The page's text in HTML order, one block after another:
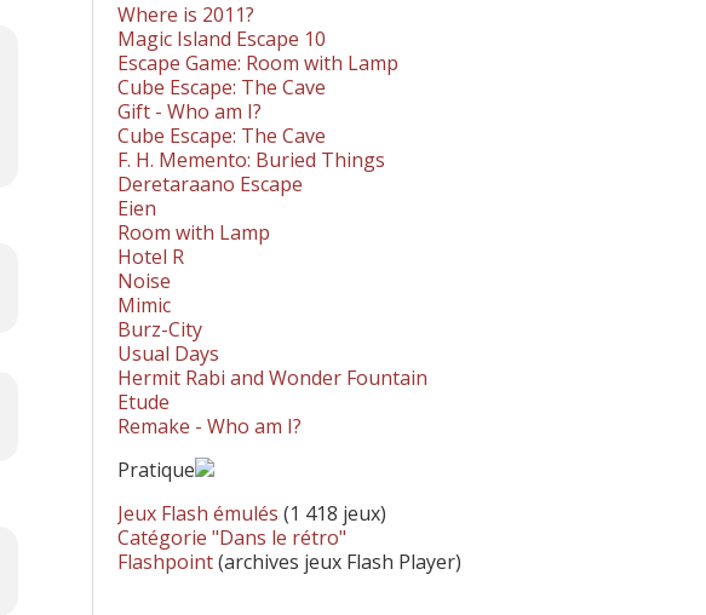
Where is 2011?
Magic Island Escape 10
Escape Game: Room with Lamp
Cube Escape: The Cave
Gift - Who am I?
Cube Escape: The Cave
F. H. Memento: Buried Things
Deretaraano Escape
Eien
Room with Lamp
Hotel R
Noise
Mimic
Burz-City
Usual Days
Hermit Rabi and Wonder Fountain
Etude
Remake - Who am I?
Pratique
Jeux Flash émulés (1 418 jeux)
Catégorie "Dans le rétro"
Flashpoint(archives jeux Flash Player)